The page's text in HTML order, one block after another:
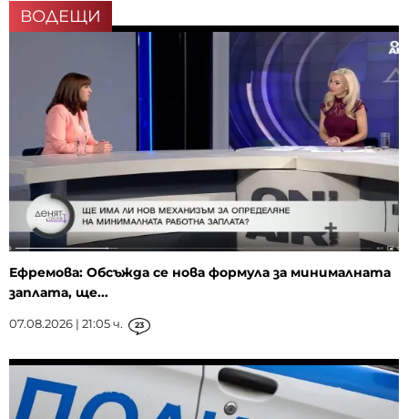
ВОДЕЩИ
Ефремова: Обсъжда се нова формула за минималната
заплата, ще...
07.08.2026 | 21:05 ч. 23